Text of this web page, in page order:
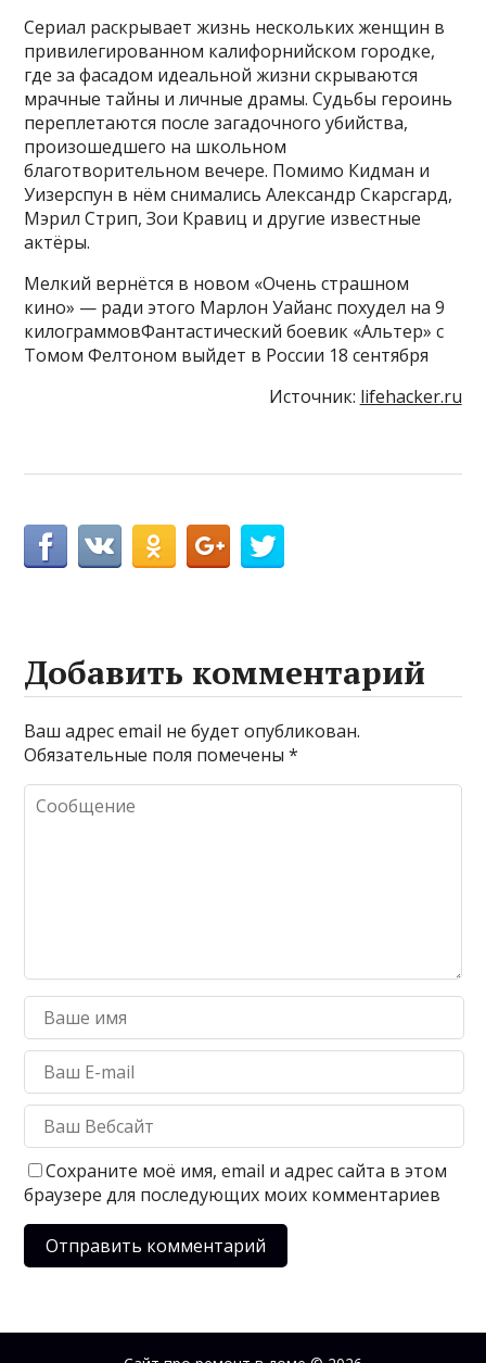
Сериал раскрывает жизнь нескольких женщин в
привилегированном калифорнийском городке,
где за фасадом идеальной жизни скрываются
мрачные тайны и личные драмы. Судьбы героинь
переплетаются после загадочного убийства,
произошедшего на школьном
благотворительном вечере. Помимо Кидман и
Уизерспун в нём снимались Александр Скарсгард,
Мэрил Стрип, Зои Кравиц и другие известные
актёры.
Мелкий вернётся в новом «Очень страшном
кино» — ради этого Марлон Уайанс похудел на 9
килограммовФантастический боевик «Альтер» с
Томом Фелтоном выйдет в России 18 сентября
Источник: lifehacker.ru
Добавить комментарий
Ваш адрес email не будет опубликован.
Обязательные поля помечены*
Сохраните моё имя, email и адрес сайта в этом
браузере для последующих моих комментариев